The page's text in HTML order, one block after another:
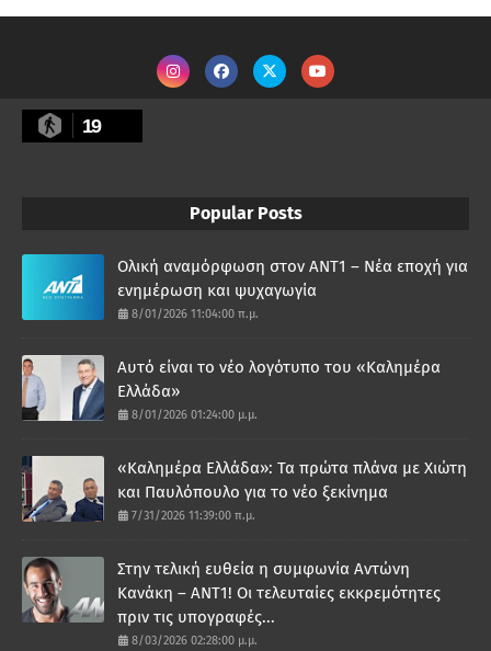
19
Popular Posts
Ολική αναμόρφωση στον ΑΝΤ1 – Νέα εποχή για
ενημέρωση και ψυχαγωγία
8/01/2026 11:04:00 π.μ.
Αυτό είναι το νέο λογότυπο του «Καλημέρα
Ελλάδα»
8/01/2026 01:24:00 μ.μ.
«Καλημέρα Ελλάδα»: Τα πρώτα πλάνα με Χιώτη
και Παυλόπουλο για το νέο ξεκίνημα
7/31/2026 11:39:00 π.μ.
Στην τελική ευθεία η συμφωνία Αντώνη
Κανάκη – ΑΝΤ1! Οι τελευταίες εκκρεμότητες
πριν τις υπογραφές...
8/03/2026 02:28:00 μ.μ.